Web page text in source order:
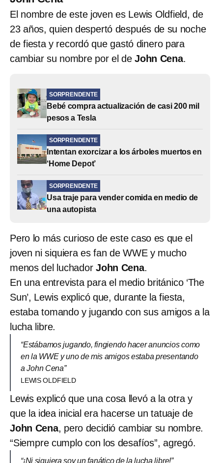
El nombre de este joven es Lewis Oldfield, de
23 años, quien despertó después de su noche
de fiesta y recordó que gastó dinero para
cambiar su nombre por el deJohn Cena.
SORPRENDENTE
Bebé compra actualización de casi 200 mil
pesos a Tesla
SORPRENDENTE
Intentan exorcizar a los árboles muertos en
‘Home Depot’
SORPRENDENTE
Usa traje para vender comida en medio de
una autopista
Pero lo más curioso de este caso es que el
joven ni siquiera es fan de WWE y mucho
menos del luchadorJohn Cena.
En una entrevista para el medio británico ‘The
Sun’, Lewis explicó que, durante la fiesta,
estaba tomando y jugando con sus amigos a la
lucha libre.
“Estábamos jugando, fingiendo hacer anuncios como
en la WWE y uno de mis amigos estaba presentando
a John Cena”
LEWIS OLDFIELD
Lewis explicó que una cosa llevó a la otra y
que la idea inicial era hacerse un tatuaje de
John Cena, pero decidió cambiar su nombre.
“Siempre cumplo con los desafíos”, agregó.
“¡Ni siquiera soy un fanático de la lucha libre!”